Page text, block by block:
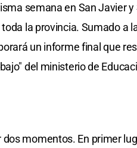
semana en San Javier y
la provincia. Sumado a
un informe final que
del ministerio de
momentos. En primer